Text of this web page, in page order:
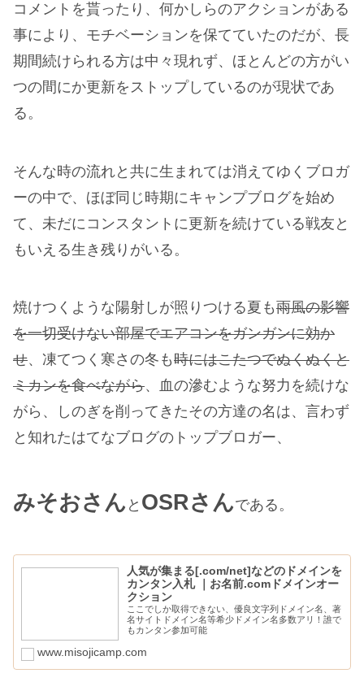
コメントを貰ったり、何かしらのアクションがある
事により、モチベーションを保てていたのだが、長
期間続けられる方は中々現れず、ほとんどの方がい
つの間にか更新をストップしているのが現状であ
る。
そんな時の流れと共に生まれては消えてゆくブロガ
ーの中で、ほぼ同じ時期にキャンプブログを始め
て、未だにコンスタントに更新を続けている戦友と
もいえる生き残りがいる。
焼けつくような陽射しが照りつける夏も雨風の影響
を一切受けない部屋でエアコンをガンガンに効か
せ、凍てつく寒さの冬も時にはこたつでぬくぬくと
ミカンを食べながら、血の滲むような努力を続けな
がら、しのぎを削ってきたその方達の名は、言わず
と知れたはてなブログのトップブロガー、
みそおさん と OSRさんである。
人気が集まる[.com/net]などのドメインを
カンタン入札 ｜お名前.comドメインオー
クション
ここでしか取得できない、優良文字列ドメイン名、著
名サイトドメイン名等希少ドメイン名多数アリ！誰で
もカンタン参加可能
www.misojicamp.com